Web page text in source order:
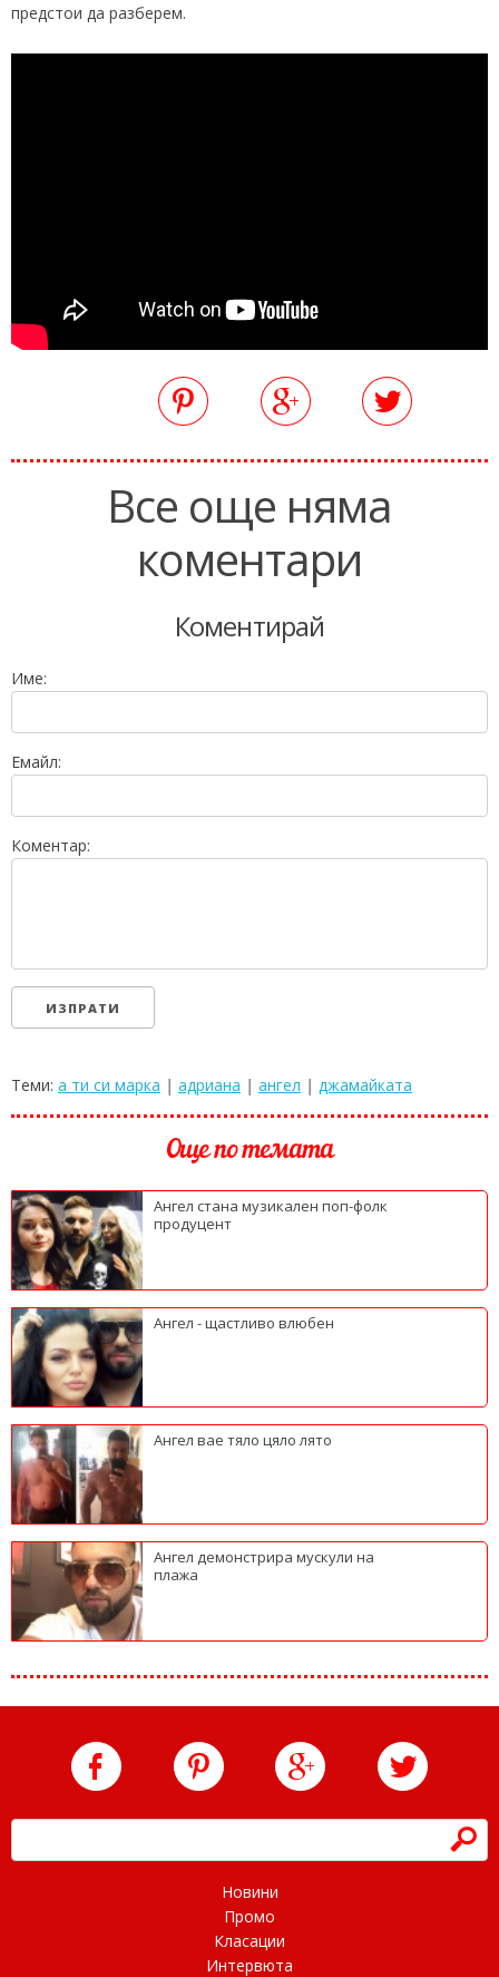
предстои да разберем.
Все още няма
коментари
Коментирай
Име:
Емайл:
Коментар:
Теми: а ти си марка | адриана | ангел | джамайката
Още по темата
Ангел стана музикален поп-фолк
продуцент
Ангел - щастливо влюбен
Ангел вае тяло цяло лято
Ангел демонстрира мускули на
плажа
h
Новини
Промо
Класации
Интервюта